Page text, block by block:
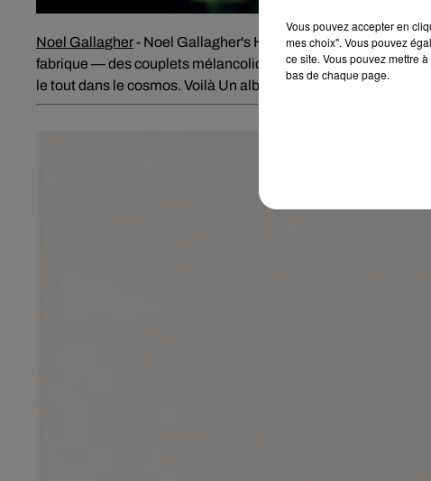
Noel Gallagher- Noel Gallagher's High Flying BirdsNoel
fabrique — des couplets mélancoliques, des refrains
le tout dans le cosmos. Voilà Un album épique, ambitieux, aux
Vous pouvez accepter en
mes choix". Vous pouvez
ce site. Vous pouvez mettre
bas de chaque page.